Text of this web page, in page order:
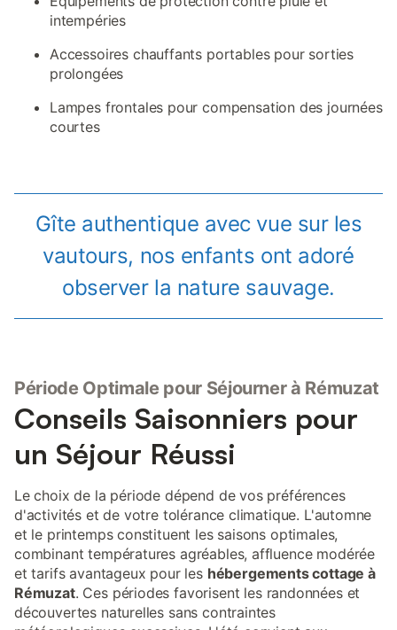
intempéries
Accessoires chauffants portables pour sorties
prolongées
Lampes frontales pour compensation des journées
courtes
Gîte authentique avec vue sur les
vautours, nos enfants ont adoré
observer la nature sauvage.
Période Optimale pour Séjourner à Rémuzat
Conseils Saisonniers pour
un Séjour Réussi
Le choix de la période dépend de vos préférences
d'activités et de votre tolérance climatique. L'automne
et le printemps constituent les saisons optimales,
combinant températures agréables, affluence modérée
et tarifs avantageux pour les hébergements cottage à
Rémuzat. Ces périodes favorisent les randonnées et
découvertes naturelles sans contraintes